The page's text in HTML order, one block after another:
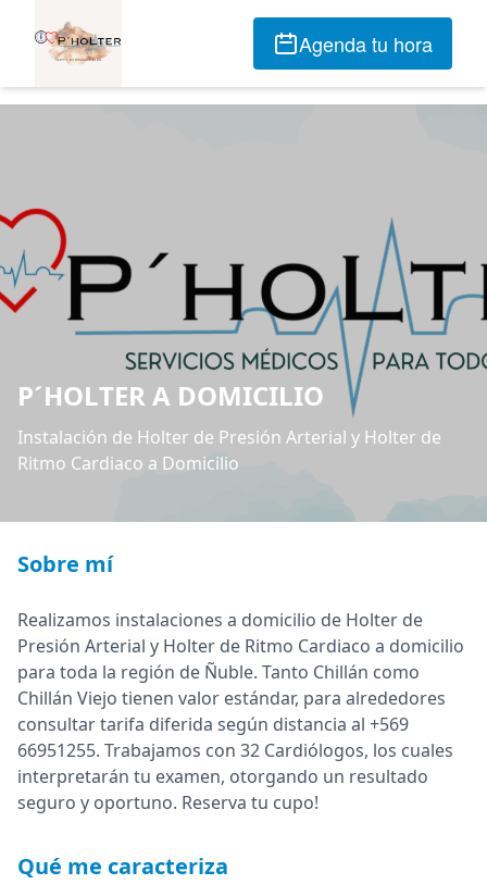
Agenda tu hora
P´HOLTER A DOMICILIO
Instalación de Holter de Presión Arterial y Holter de
Ritmo Cardiaco a Domicilio
Sobre mí
Realizamos instalaciones a domicilio de Holter de
Presión Arterial y Holter de Ritmo Cardiaco a domicilio
para toda la región de Ñuble. Tanto Chillán como
Chillán Viejo tienen valor estándar, para alrededores
consultar tarifa diferida según distancia al +569
66951255. Trabajamos con 32 Cardiólogos, los cuales
interpretarán tu examen, otorgando un resultado
seguro y oportuno. Reserva tu cupo!
Qué me caracteriza